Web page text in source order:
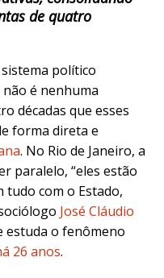
de quatro
político
é nenhuma
décadas que esses
forma direta e
. No Rio de Janeiro, a
paralelo, “eles estão
com o Estado,
José Cláudio
estuda o fenômeno
26 anos.